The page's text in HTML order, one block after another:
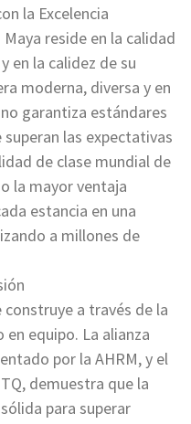
la Excelencia
reside en la calidad
en la calidez de su
moderna, diversa y en
garantiza estándares
las expectativas
de clase mundial de
la mayor ventaja
estancia en una
a millones de
a través de la
equipo. La alianza
por la AHRM, y el
demuestra que la
para superar